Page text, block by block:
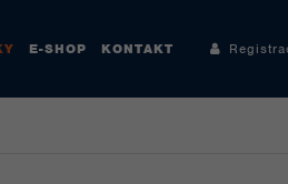
E-SHOP KONTAKT